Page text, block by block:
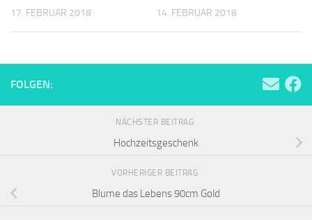
17. FEBRUAR 2018 14. FEBRUAR 2018
FOLGEN:
NÄCHSTER BEITRAG
Hochzeitsgeschenk
VORHERIGER BEITRAG
Blume das Lebens 90cm Gold